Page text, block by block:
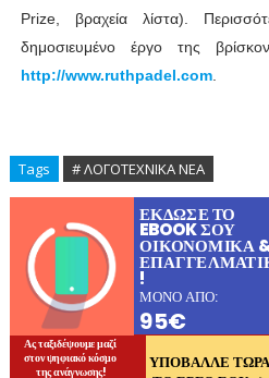
Prize, βραχεία λίστα).
δημοσιευμένο έργο της
http://www.ruthpadel.com.
Tags # ΛΟΓΟΤΕΧΝΙΚΑ ΝΕΑ